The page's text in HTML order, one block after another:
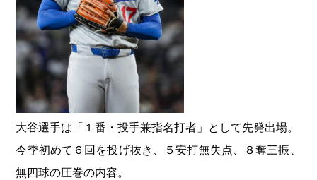
大谷選手は「１番・投手兼指名打者」として先発出場。
今季初めて６回を投げ抜き、５安打無失点、８奪三振、
無四球の圧巻の内容。